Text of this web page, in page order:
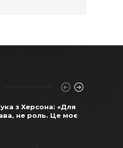
українських
у 2011 році –
з Херсона: «Для
не роль. Це моє